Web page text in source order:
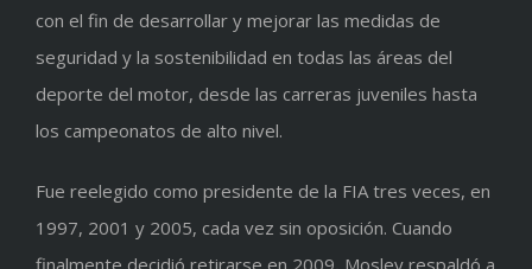
con el fin de desarrollar y mejorar las medidas de
seguridad y la sostenibilidad en todas las áreas del
deporte del motor, desde las carreras juveniles hasta
los campeonatos de alto nivel.
Fue reelegido como presidente de la FIA tres veces, en
1997, 2001 y 2005, cada vez sin oposición. Cuando
finalmente decidió retirarse en 2009, Mosley respaldó a